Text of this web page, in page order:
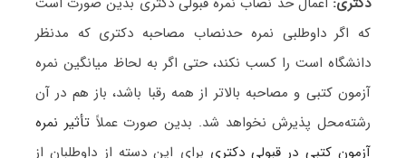
که اگر داوطلبی نمره حدنصاب مصاحبه دکتری که مدنظر
دانشگاه است را کسب نکند، حتی اگر به لحاظ میانگین نمره
آزمون کتبی و مصاحبه بالاتر از همه رقبا باشد، باز هم در آن
رشته‌محل پذیرش نخواهد شد. بدین صورت عملاً تأثیر نمره
آزمون کتبی در قبولی دکتری برای این دسته از داوطلبان از